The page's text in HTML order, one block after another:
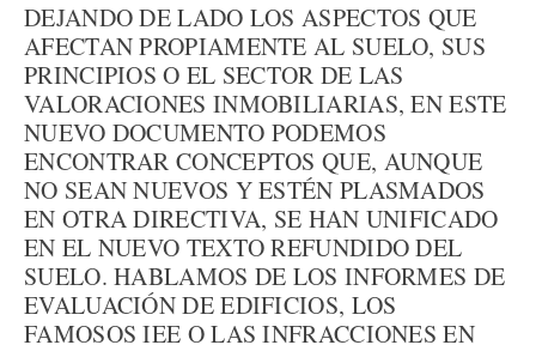
DEJANDO DE LADO LOS ASPECTOS QUE
AFECTAN PROPIAMENTE AL SUELO, SUS
PRINCIPIOS O EL SECTOR DE LAS
VALORACIONES INMOBILIARIAS, EN ESTE
NUEVO DOCUMENTO PODEMOS
ENCONTRAR CONCEPTOS QUE, AUNQUE
NO SEAN NUEVOS Y ESTÉN PLASMADOS
EN OTRA DIRECTIVA, SE HAN UNIFICADO
EN EL NUEVO TEXTO REFUNDIDO DEL
SUELO. HABLAMOS DE LOS INFORMES DE
EVALUACIÓN DE EDIFICIOS, LOS
FAMOSOS IEE O LAS INFRACCIONES EN